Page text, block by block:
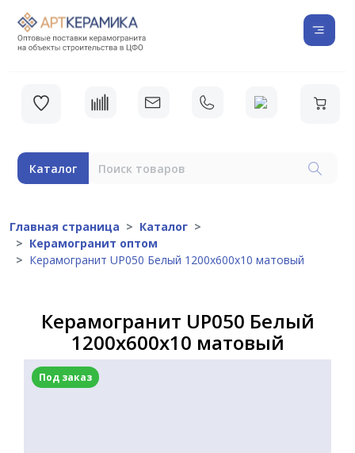
Каталог
Главная страница
Каталог
Керамогранит оптом
Керамогранит UP050 Белый 1200х600х10 матовый
Керамогранит UP050 Белый
1200х600х10 матовый
Под заказ